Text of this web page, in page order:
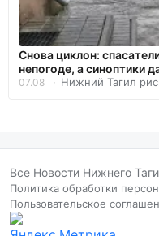
Снова циклон:
непогоде, а синоптики
07.08 Нижний Тагил
Все Новости Нижнего
Политика обработки
Пользовательское